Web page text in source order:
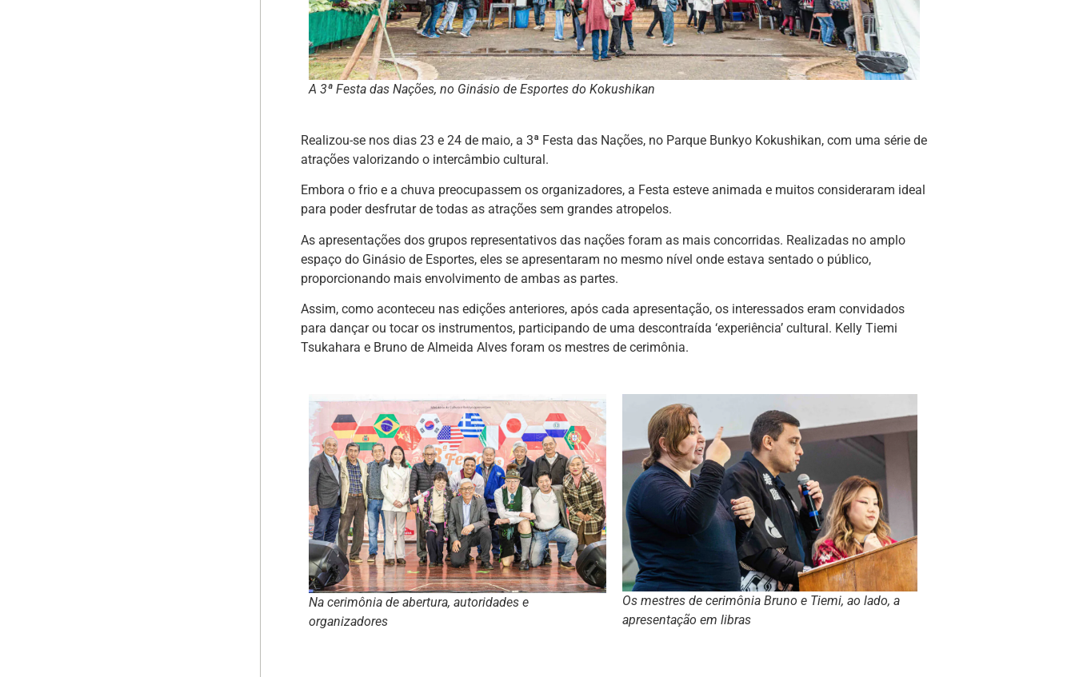
A 3ª Festa das Nações, no Ginásio de Esportes do Kokushikan
Realizou-se nos dias 23 e 24 de maio, a 3ª Festa das Nações, no Parque Bunkyo Kokushikan, com uma série de
atrações valorizando o intercâmbio cultural.
Embora o frio e a chuva preocupassem os organizadores, a Festa esteve animada e muitos consideraram ideal
para poder desfrutar de todas as atrações sem grandes atropelos.
As apresentações dos grupos representativos das nações foram as mais concorridas. Realizadas no amplo
espaço do Ginásio de Esportes, eles se apresentaram no mesmo nível onde estava sentado o público,
proporcionando mais envolvimento de ambas as partes.
Assim, como aconteceu nas edições anteriores, após cada apresentação, os interessados eram convidados
para dançar ou tocar os instrumentos, participando de uma descontraída ‘experiência’ cultural. Kelly Tiemi
Tsukahara e Bruno de Almeida Alves foram os mestres de cerimônia.
Na cerimônia de abertura, autoridades e
organizadores
Os mestres de cerimônia Bruno e Tiemi, ao lado, a
apresentação em libras